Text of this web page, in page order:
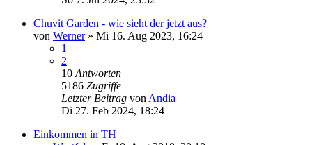
Chuvit Garden - wie sieht der jetzt aus?
von Werner» Mi 16. Aug 2023, 16:24
1
2
10Antworten
5186 Zugriffe
Letzter Beitrag vonAndia
Di 27. Feb 2024, 18:24
Einkommen in TH